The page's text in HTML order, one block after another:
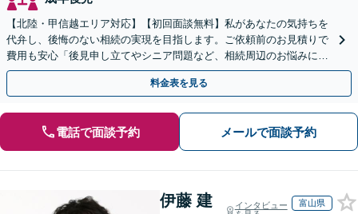
【北陸・甲信越エリア対応】【初回面談無料】私があなたの気持ちを
代弁し、後悔のない相続の実現を目指します。ご依頼前のお見積りで
費用も安心「後見申し立てやシニア問題など、相続周辺のお悩みにも
対処可能」【WEB面談対応】
料金表を見る
電話で面談予約 メールで面談予約
伊藤 建
インタビュー
富山県